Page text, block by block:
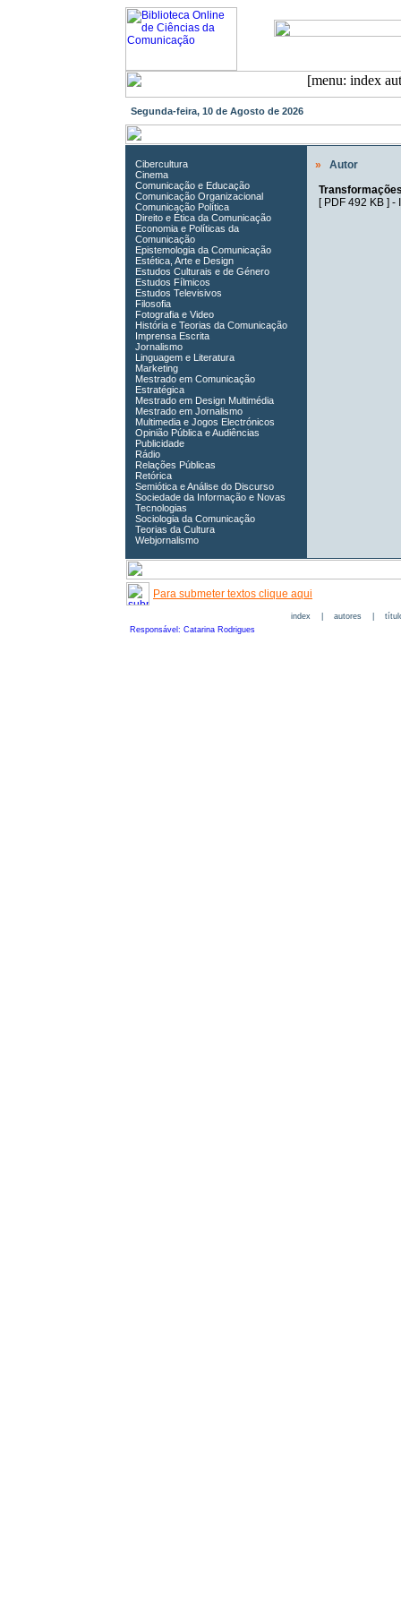
Segunda-feira, 10 de Agosto de 2026
Cibercultura
Cinema
Comunicação e Educação
Comunicação Organizacional
Comunicação Política
Direito e Ética da Comunicação
Economia e Políticas da
Comunicação
Epistemologia da Comunicação
Estética, Arte e Design
Estudos Culturais e de Género
Estudos Fílmicos
Estudos Televisivos
Filosofia
Fotografia e Video
História e Teorias da Comunicação
Imprensa Escrita
Jornalismo
Linguagem e Literatura
Marketing
Mestrado em Comunicação
Estratégica
Mestrado em Design Multimédia
Mestrado em Jornalismo
Multimedia e Jogos Electrónicos
Opinião Pública e Audiências
Publicidade
Rádio
Relações Públicas
Retórica
Semiótica e Análise do Discurso
Sociedade da Informação e Novas
Tecnologias
Sociologia da Comunicação
Teorias da Cultura
Webjornalismo
»
Autor
[ PDF 492 KB] -
Para submeter textos clique aqui
index| autores|